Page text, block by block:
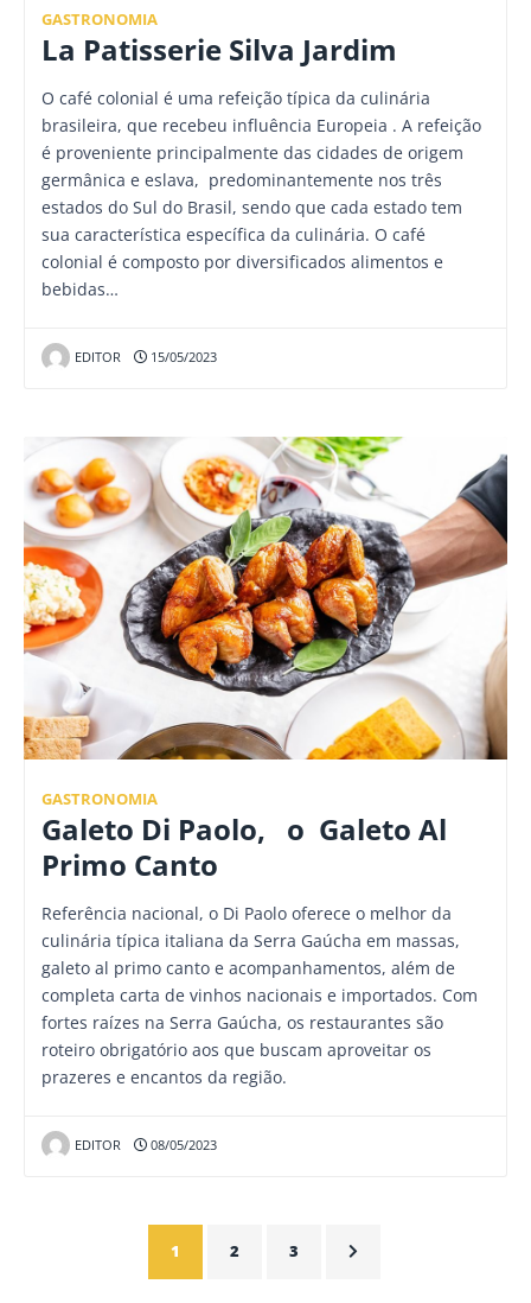
GASTRONOMIA
La Patisserie Silva Jardim
O café colonial é uma refeição típica da culinária
brasileira, que recebeu influência Europeia . A refeição
é proveniente principalmente das cidades de origem
germânica e eslava, predominantemente nos três
estados do Sul do Brasil, sendo que cada estado tem
sua característica específica da culinária. O café
colonial é composto por diversificados alimentos e
bebidas…
EDITOR 15/05/2023
GASTRONOMIA
Galeto Di Paolo, o Galeto Al
Primo Canto
Referência nacional, o Di Paolo oferece o melhor da
culinária típica italiana da Serra Gaúcha em massas,
galeto al primo canto e acompanhamentos, além de
completa carta de vinhos nacionais e importados. Com
fortes raízes na Serra Gaúcha, os restaurantes são
roteiro obrigatório aos que buscam aproveitar os
prazeres e encantos da região.
EDITOR 08/05/2023
1 2 3